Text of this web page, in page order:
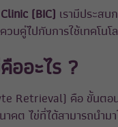
(BIC) เรามีประส
วบคู่ไปกับการใช้เทคโน
ออะไร ?
Retrieval) คือ ขั้นตอ
าคต ไข่ที่ได้สามารถนำ